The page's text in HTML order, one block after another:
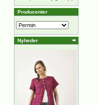
Producenter
Nyheder